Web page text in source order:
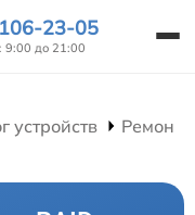
23-05
9:00 до 21:00
устройств Ремонт